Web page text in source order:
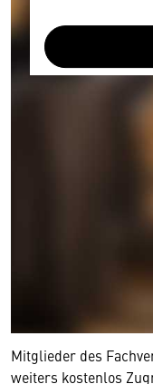
Mitglieder des
weiters kostenlos